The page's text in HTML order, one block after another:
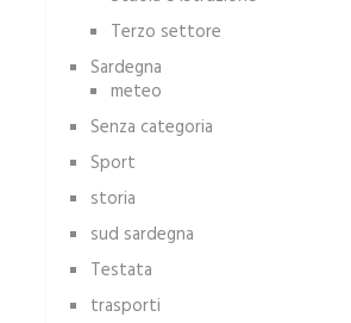
Terzo settore
Sardegna
meteo
Senza categoria
Sport
storia
sud sardegna
Testata
trasporti